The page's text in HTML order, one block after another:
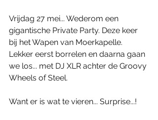
Vrijdag 27 mei... Wederom een
gigantische Private Party. Deze keer
bij het Wapen van Moerkapelle.
Lekker eerst borrelen en daarna gaan
we los... met DJ XLR achter de Groovy
Wheels of Steel.
Want er is wat te vieren... Surprise...!